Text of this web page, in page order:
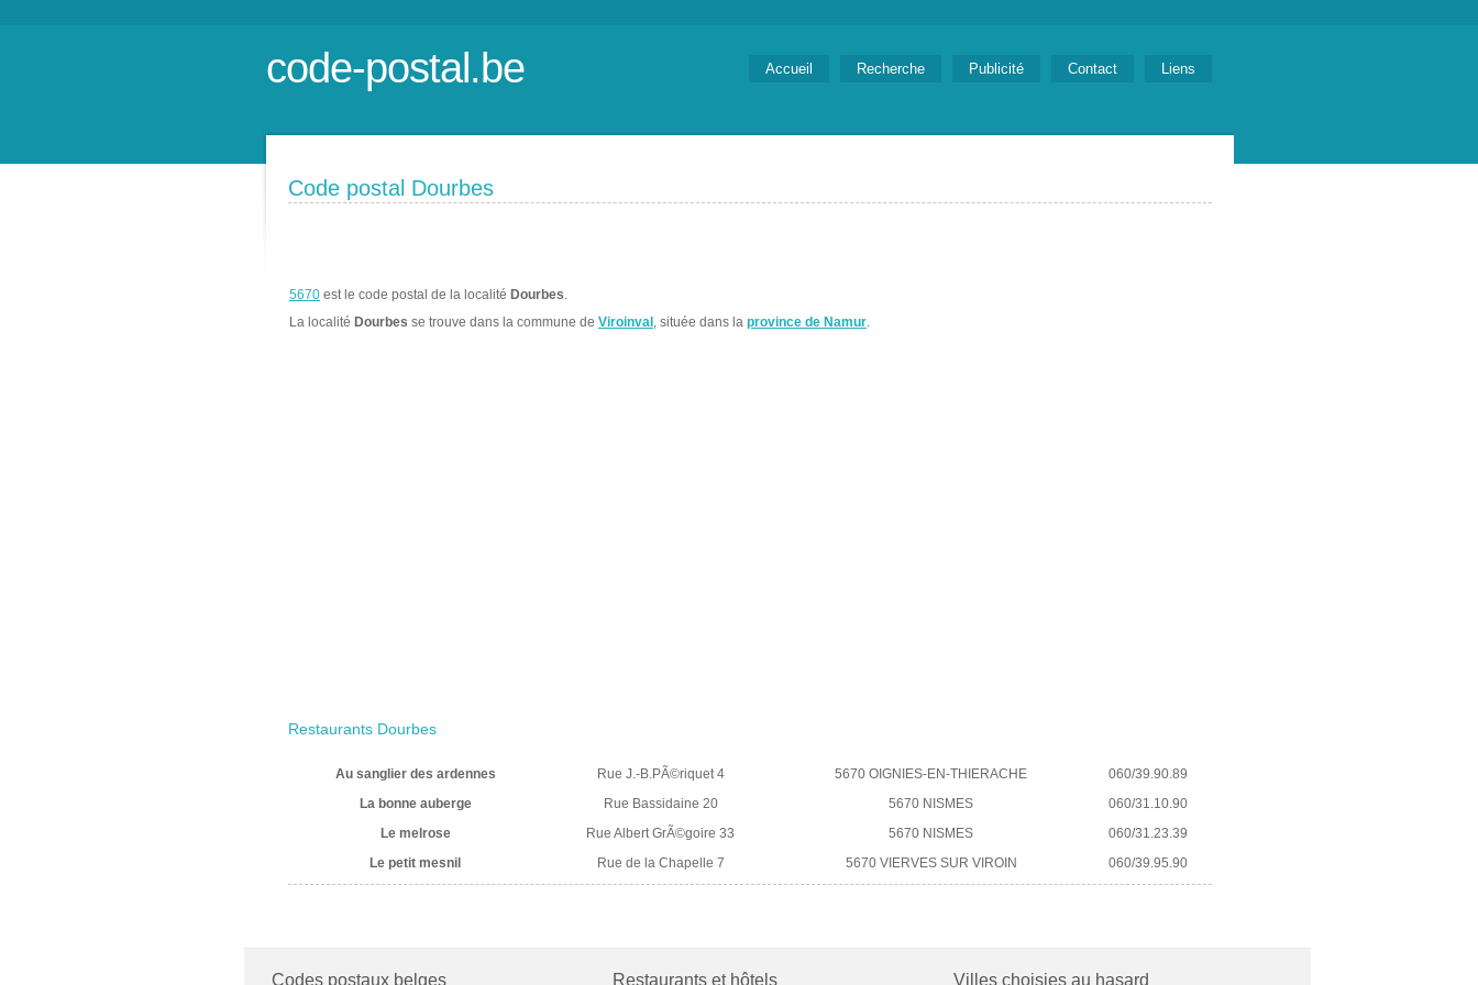
code-postal.be Accueil Recherche Publicité Contact Liens
Code postal Dourbes
5670 est le code postal de la localité Dourbes.
La localité Dourbes se trouve dans la commune de Viroinval , située dans la province de Namur.
Restaurants Dourbes
Au sanglier des ardennes Rue J.-B.PÃ©riquet 4 5670 OIGNIES-EN-THIERACHE
060/39.90.89
La bonne auberge
Rue Bassidaine 20 5670 NISMES
060/31.10.90
Le melrose
Rue Albert GrÃ©goire 33 5670 NISMES
060/31.23.39
Le petit mesnil
Rue de la Chapelle 7 5670 VIERVES SUR VIROIN 060/39.95.90
Codes postaux belges Restaurants et hôtels Villes choisies au hasard